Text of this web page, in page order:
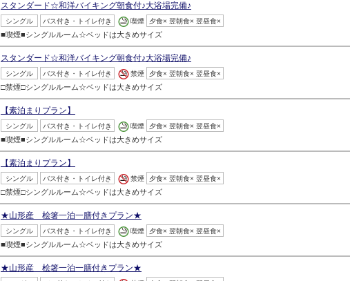
スタンダード☆和洋バイキング朝食付♪大浴場完備♪
シングル バス付き・トイレ付き 喫煙 夕食× 翌朝食× 翌昼食×
■喫煙■シングルルーム☆ベッドは大きめサイズ
スタンダード☆和洋バイキング朝食付♪大浴場完備♪
シングル バス付き・トイレ付き 禁煙 夕食× 翌朝食× 翌昼食×
□禁煙□シングルルーム☆ベッドは大きめサイズ
【素泊まりプラン】
シングル バス付き・トイレ付き 喫煙 夕食× 翌朝食× 翌昼食×
■喫煙■シングルルーム☆ベッドは大きめサイズ
【素泊まりプラン】
シングル バス付き・トイレ付き 禁煙 夕食× 翌朝食× 翌昼食×
□禁煙□シングルルーム☆ベッドは大きめサイズ
★山形産 桧箸一泊一膳付きプラン★
シングル バス付き・トイレ付き 喫煙 夕食× 翌朝食× 翌昼食×
■喫煙■シングルルーム☆ベッドは大きめサイズ
★山形産 桧箸一泊一膳付きプラン★